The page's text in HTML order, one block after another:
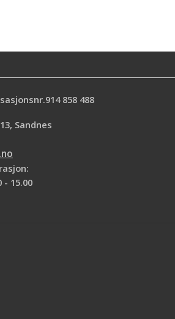
858 488
Sandnes
- 15.00